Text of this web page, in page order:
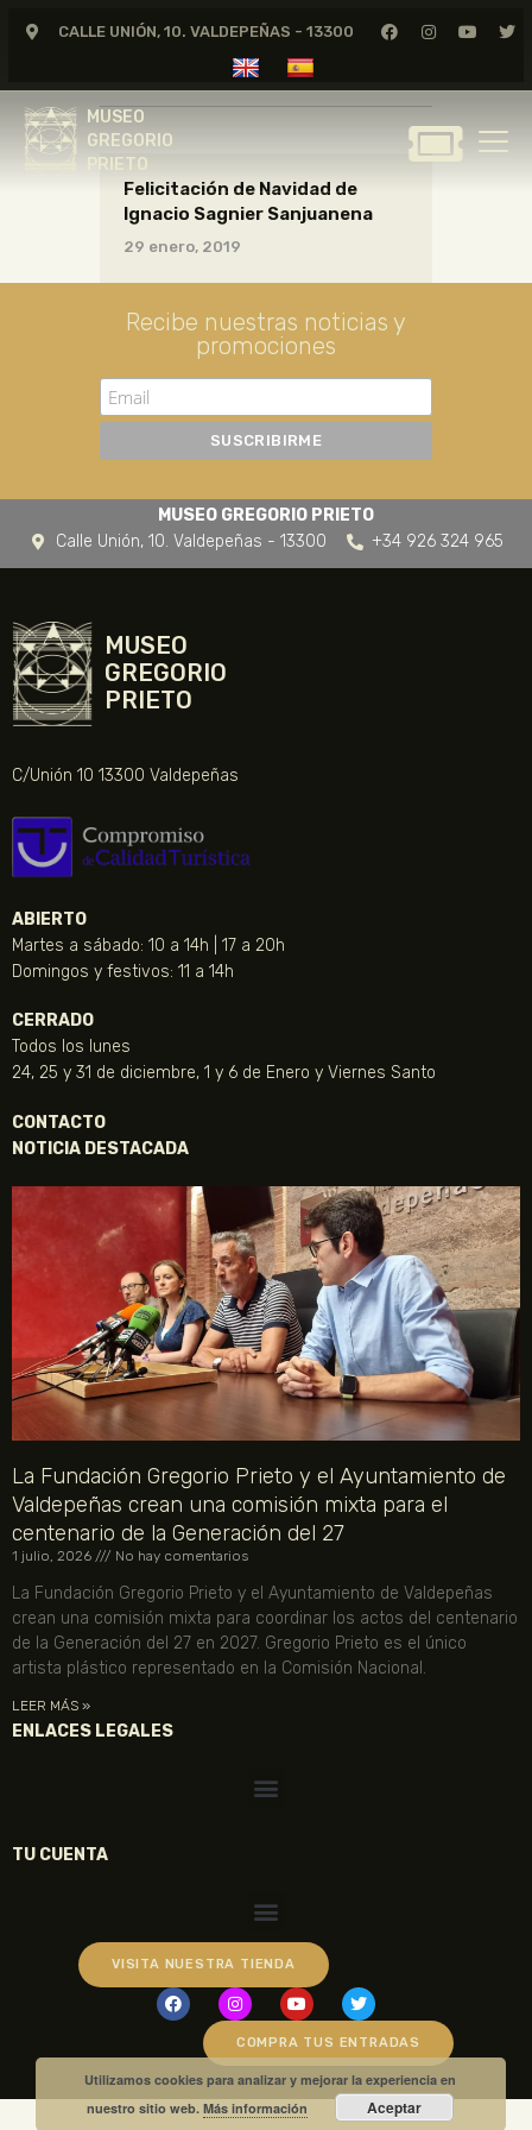
CALLE UNIÓN, 10. VALDEPEÑAS - 13300
MUSEO
GREGORIO
PRIETO
MUSEO
GREGORIO
GREGORIO PRIETO
MUSEO
CERTAMEN DE DIBUJO
FUNDACIÓN
TIENDA
NOTICIAS
Felicitación de Navidad de
Ignacio Sagnier Sanjuanena
29 enero, 2019
Recibe nuestras noticias y
promociones
MUSEO GREGORIO PRIETO
Calle Unión, 10. Valdepeñas - 13300
+34 926 324 965
MUSEO
GREGORIO
PRIETO
C/Unión 10 13300 Valdepeñas
ABIERTO
Martes a sábado: 10 a 14h | 17 a 20h
Domingos y festivos: 11 a 14h
CERRADO
Todos los lunes
24, 25 y 31 de diciembre, 1 y 6 de Enero y Viernes Santo
CONTACTO
NOTICIA DESTACADA
La Fundación Gregorio Prieto y el Ayuntamiento de
Valdepeñas crean una comisión mixta para el
centenario de la Generación del 27
1 julio, 2026 No hay comentarios
La Fundación Gregorio Prieto y el Ayuntamiento de Valdepeñas
crean una comisión mixta para coordinar los actos del centenario
de la Generación del 27 en 2027. Gregorio Prieto es el único
artista plástico representado en la Comisión Nacional.
LEER MÁS »
ENLACES LEGALES
TU CUENTA
VISITA NUESTRA TIENDA
COMPRA TUS ENTRADAS
Utilizamos cookies para analizar y mejorar la experiencia en
nuestro sitio web.Más información Aceptar